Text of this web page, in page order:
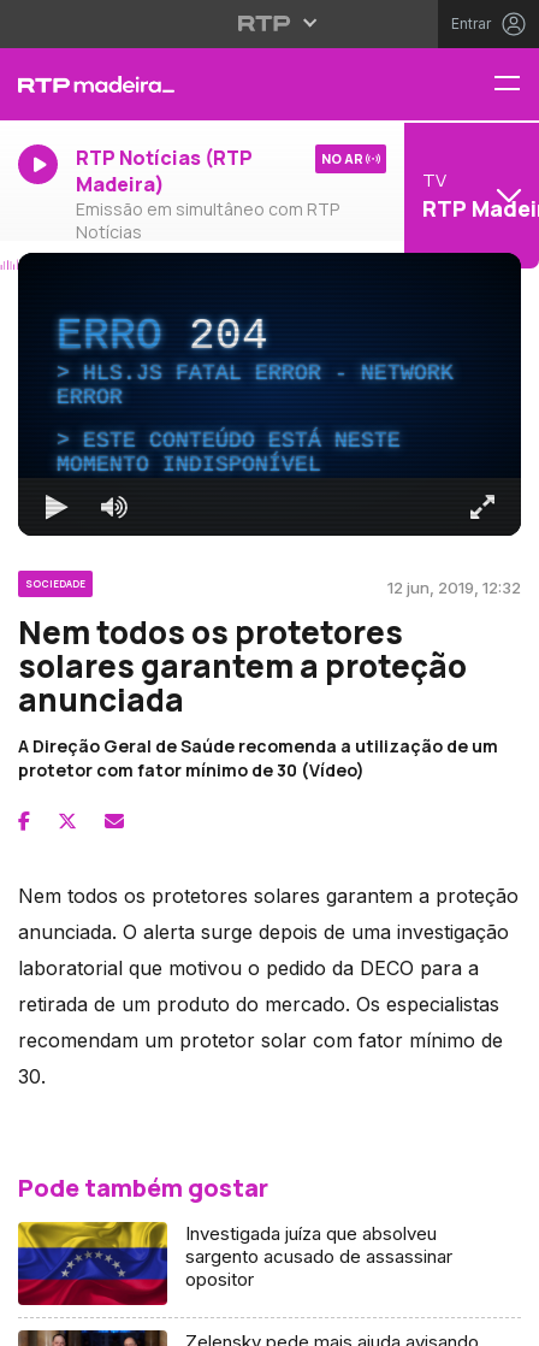
Entrar
RTP Notícias (RTP
Madeira)
Emissão em simultâneo com RTP
Notícias
NO AR
TV
RTP
ERRO204
HLS.JS FATAL ERROR - NETWORK
ERROR
ESTE CONTEÚDO ESTÁ NESTE
MOMENTO INDISPONÍVEL
SOCIEDADE 12 jun, 2019, 12:32
Nem todos os protetores
solares garantem a proteção
anunciada
A Direção Geral de Saúde recomenda a utilização de um
protetor com fator mínimo de 30 (Vídeo)
Nem todos os protetores solares garantem a proteção
anunciada. O alerta surge depois de uma investigação
laboratorial que motivou o pedido da DECO para a
retirada de um produto do mercado. Os especialistas
recomendam um protetor solar com fator mínimo de
30.
Pode também gostar
Investigada juíza que absolveu
sargento acusado de assassinar
opositor